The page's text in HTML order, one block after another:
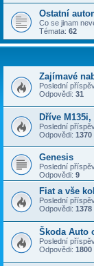
Ostatní
Co se jinam
Témata: 62
Zajímavé
Poslední
Odpovědi: 31
Dříve
Poslední
Odpovědi: 1370
Genesis
Poslední
Odpovědi: 9
Fiat a vše
Poslední
Odpovědi: 1378
Škoda Auto
Poslední
Odpovědi: 1800